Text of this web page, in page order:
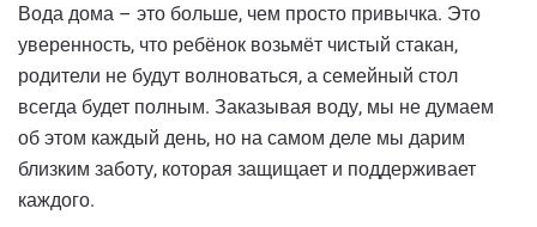
Вода дома – это больше, чем просто привычка. Это
уверенность, что ребёнок возьмёт чистый стакан,
родители не будут волноваться, а семейный стол
всегда будет полным. Заказывая воду, мы не думаем
об этом каждый день, но на самом деле мы дарим
близким заботу, которая защищает и поддерживает
каждого.